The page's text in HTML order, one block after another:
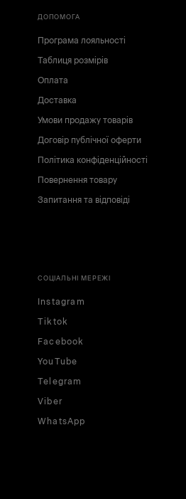
ДОПОМОГА
Програма лояльності
Таблиця розмірів
Оплата
Доставка
Умови продажу товарів
Договір публічної оферти
Політика конфіденційності
Повернення товару
Запитання та відповіді
СОЦІАЛЬНІ МЕРЕЖІ
Instagram
Tiktok
Facebook
YouTube
Telegram
Viber
WhatsApp